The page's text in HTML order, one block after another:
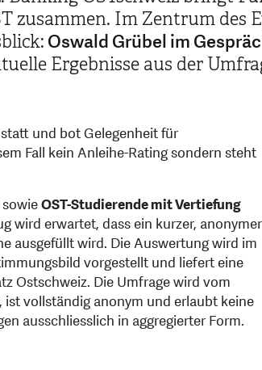
zusammen. Im Zentrum des
Oswald Grübel im
Ergebnisse aus der
und bot Gelegenheit für
Fall kein Anleihe-Rating sondern steht
sowieOST-Studierende mit Vertiefung
wird erwartet, dass ein kurzer, anonymer
ausgefüllt wird. Die Auswertung wird im
vorgestellt und liefert eine
Ostschweiz. Die Umfrage wird vom
vollständig anonym und erlaubt keine
ausschliesslich in aggregierter Form.